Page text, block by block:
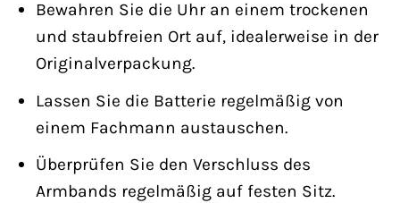
Bewahren Sie die Uhr an einem trockenen
und staubfreien Ort auf, idealerweise in der
Originalverpackung.
Lassen Sie die Batterie regelmäßig von
einem Fachmann austauschen.
Überprüfen Sie den Verschluss des
Armbands regelmäßig auf festen Sitz.